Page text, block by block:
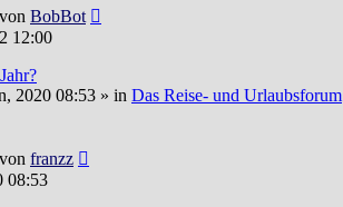
von BobBot
12:00
2020 08:53 » in Das Reise- und Urlaubsforum
von franzz
08:53